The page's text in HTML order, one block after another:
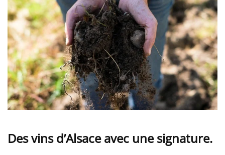
Des vins d’Alsace avec une signature.